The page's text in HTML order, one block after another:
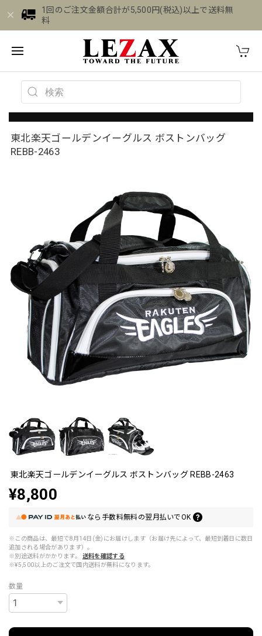
1回のご注文金額合計が5,500円(税込)以上で送料無
料
東北楽天ゴールデンイーグルス ボストンバッグ
REBB-2463
東北楽天ゴールデンイーグルス ボストンバッグ REBB-2463
¥8,800
なら 手数料無料の翌月払いでOK
※この商品は、最短で8月14日(金)にお届けします（お届け先によって、最短到着日に数日
追加される場合があります）。
※別途送料がかかります。
送料を確認する
※¥5,500以上のご注文で国内送料が無料になります。
数量